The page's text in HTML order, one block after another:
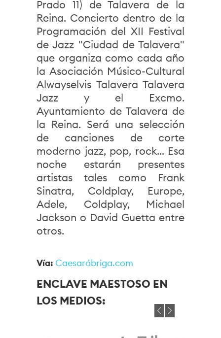
Prado 11) de Talavera de la
Reina. Concierto dentro de la
Programación del XII Festival
de Jazz "Ciudad de Talavera"
que organiza como cada año
la Asociación Músico-Cultural
Alwayselvis Talavera Talavera
Jazz y el Excmo.
Ayuntamiento de Talavera de
la Reina. Será una selección
de canciones de corte
moderno jazz, pop, rock... Esa
noche estarán presentes
artistas tales como Frank
Sinatra, Coldplay, Europe,
Adele, Coldplay, Michael
Jackson o David Guetta entre
otros.
Vía: Caesaróbriga.com
ENCLAVE MAESTOSO EN
LOS MEDIOS: